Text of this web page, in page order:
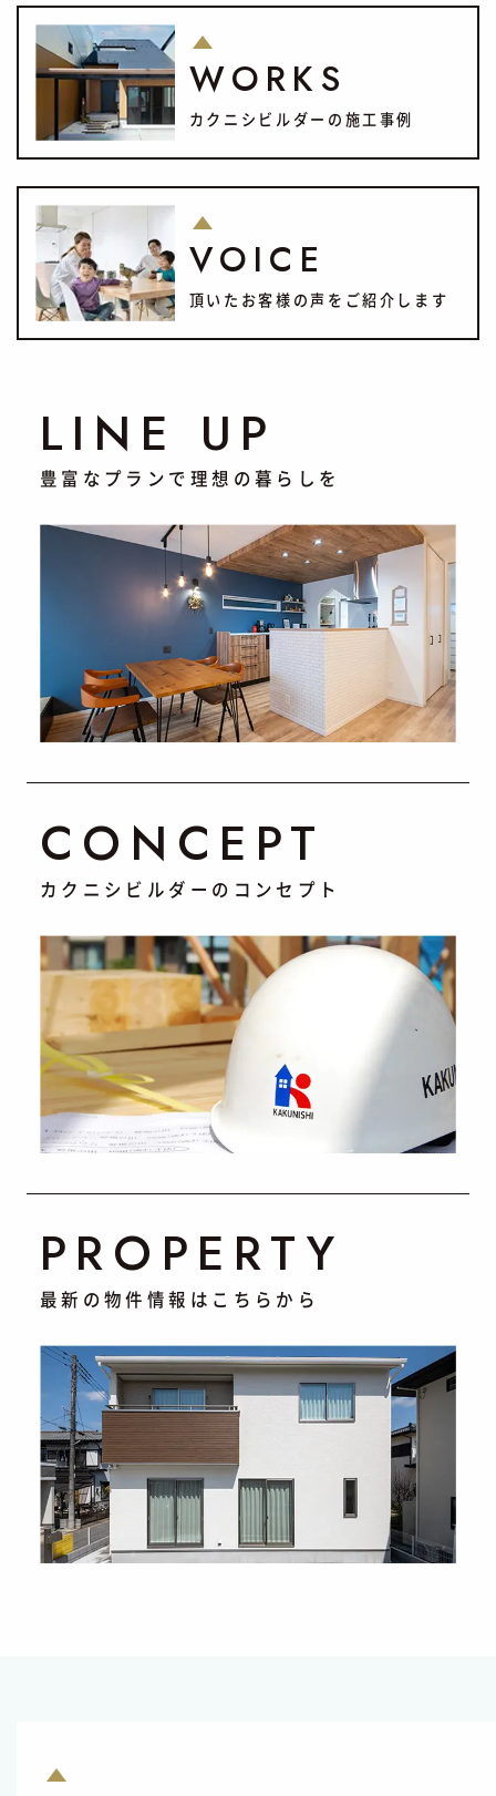
WORKS
カクニシビルダーの施工事例
VOICE
頂いたお客様の声をご紹介します
LINE UP
豊富なプランで理想の暮らしを
CONCEPT
カクニシビルダーのコンセプト
PROPERTY
最新の物件情報はこちらから